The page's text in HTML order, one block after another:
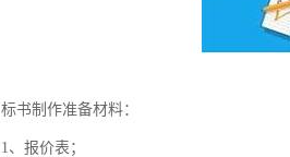
标书制作准备材料：
1、报价表；